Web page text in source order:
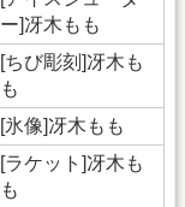
ー]冴木もも
[ちび彫刻]冴木も
も
[氷像]冴木もも
[ラケット]冴木も
も